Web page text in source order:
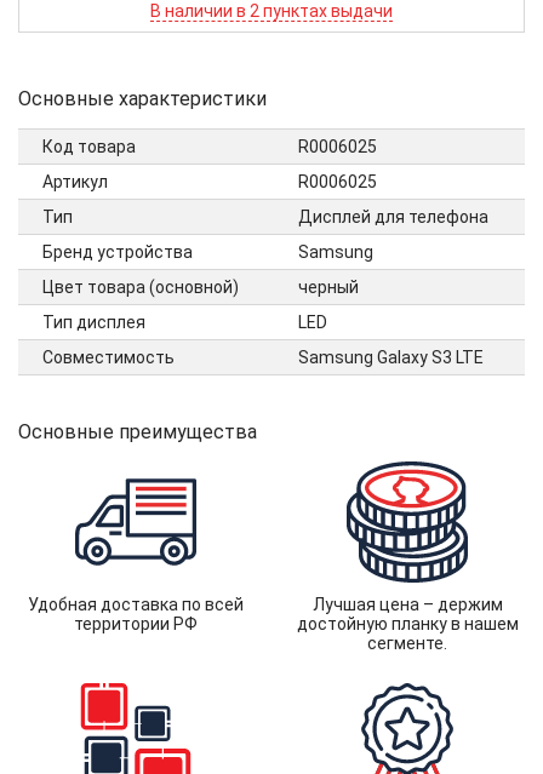
В наличии в 2 пунктах выдачи
Основные характеристики
Код товара
R0006025
Артикул
R0006025
Тип
Дисплей для телефона
Бренд устройства
Samsung
Цвет товара (основной)
черный
Тип дисплея
LED
Совместимость
Samsung Galaxy S3 LTE
Основные преимущества
Удобная доставка по всей
территории РФ
Лучшая цена – держим
достойную планку в нашем
сегменте.